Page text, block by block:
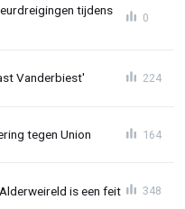
tijdens
0
Vanderbiest' 224
tegen Union 164
is een feit 348